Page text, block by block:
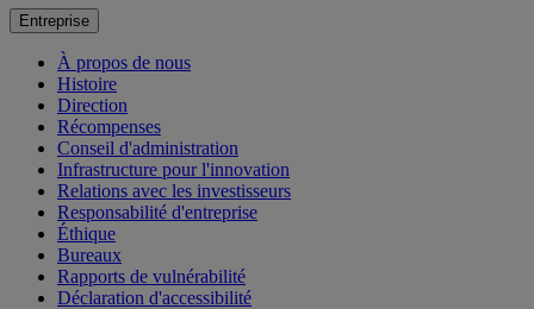
Entreprise
À propos de nous
Histoire
Direction
Récompenses
Conseil d'administration
Infrastructure pour l'innovation
Relations avec les investisseurs
Responsabilité d'entreprise
Éthique
Bureaux
Rapports de vulnérabilité
Déclaration d'accessibilité